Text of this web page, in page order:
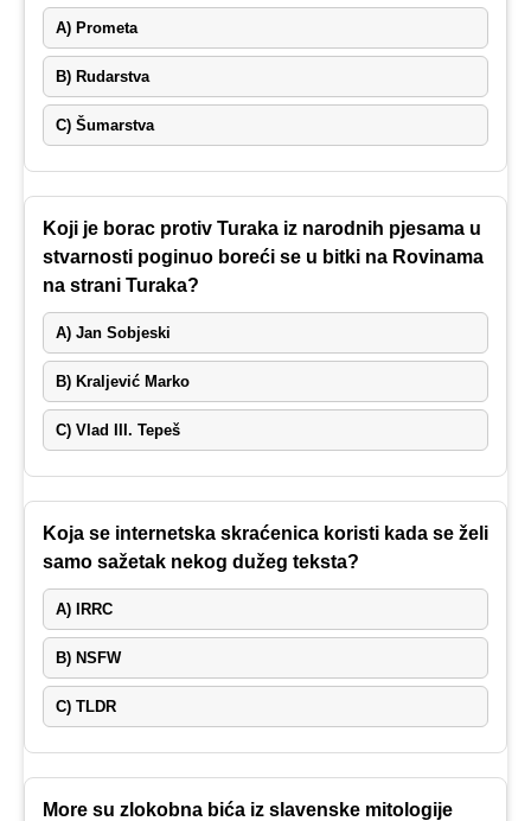
A) Prometa
B) Rudarstva
C) Šumarstva
Koji je borac protiv Turaka iz narodnih pjesama u
stvarnosti poginuo boreći se u bitki na Rovinama
na strani Turaka?
A) Jan Sobjeski
B) Kraljević Marko
C) Vlad III. Tepeš
Koja se internetska skraćenica koristi kada se želi
samo sažetak nekog dužeg teksta?
A) IRRC
B) NSFW
C) TLDR
More su zlokobna bića iz slavenske mitologije